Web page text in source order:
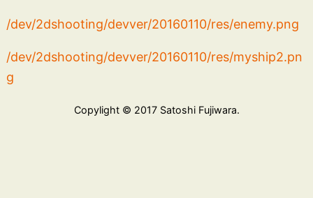
/dev/2dshooting/devver/20160110/res/enemy.png
/dev/2dshooting/devver/20160110/res/myship2.pn
g
Copylight © 2017 Satoshi Fujiwara.